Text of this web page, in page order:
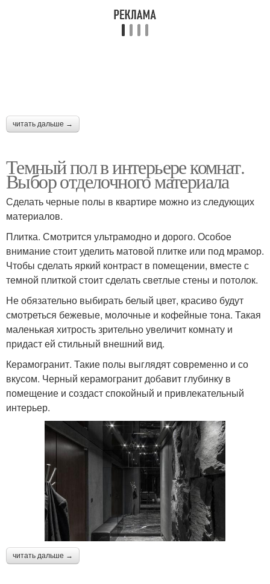
читать дальше →
Темный пол в интерьере комнат.
Выбор отделочного материала
Сделать черные полы в квартире можно из следующих
материалов.
Плитка. Смотрится ультрамодно и дорого. Особое
внимание стоит уделить матовой плитке или под мрамор.
Чтобы сделать яркий контраст в помещении, вместе с
темной плиткой стоит сделать светлые стены и потолок.
Не обязательно выбирать белый цвет, красиво будут
смотреться бежевые, молочные и кофейные тона. Такая
маленькая хитрость зрительно увеличит комнату и
придаст ей стильный внешний вид.
Керамогранит. Такие полы выглядят современно и со
вкусом. Черный керамогранит добавит глубинку в
помещение и создаст спокойный и привлекательный
интерьер.
читать дальше →